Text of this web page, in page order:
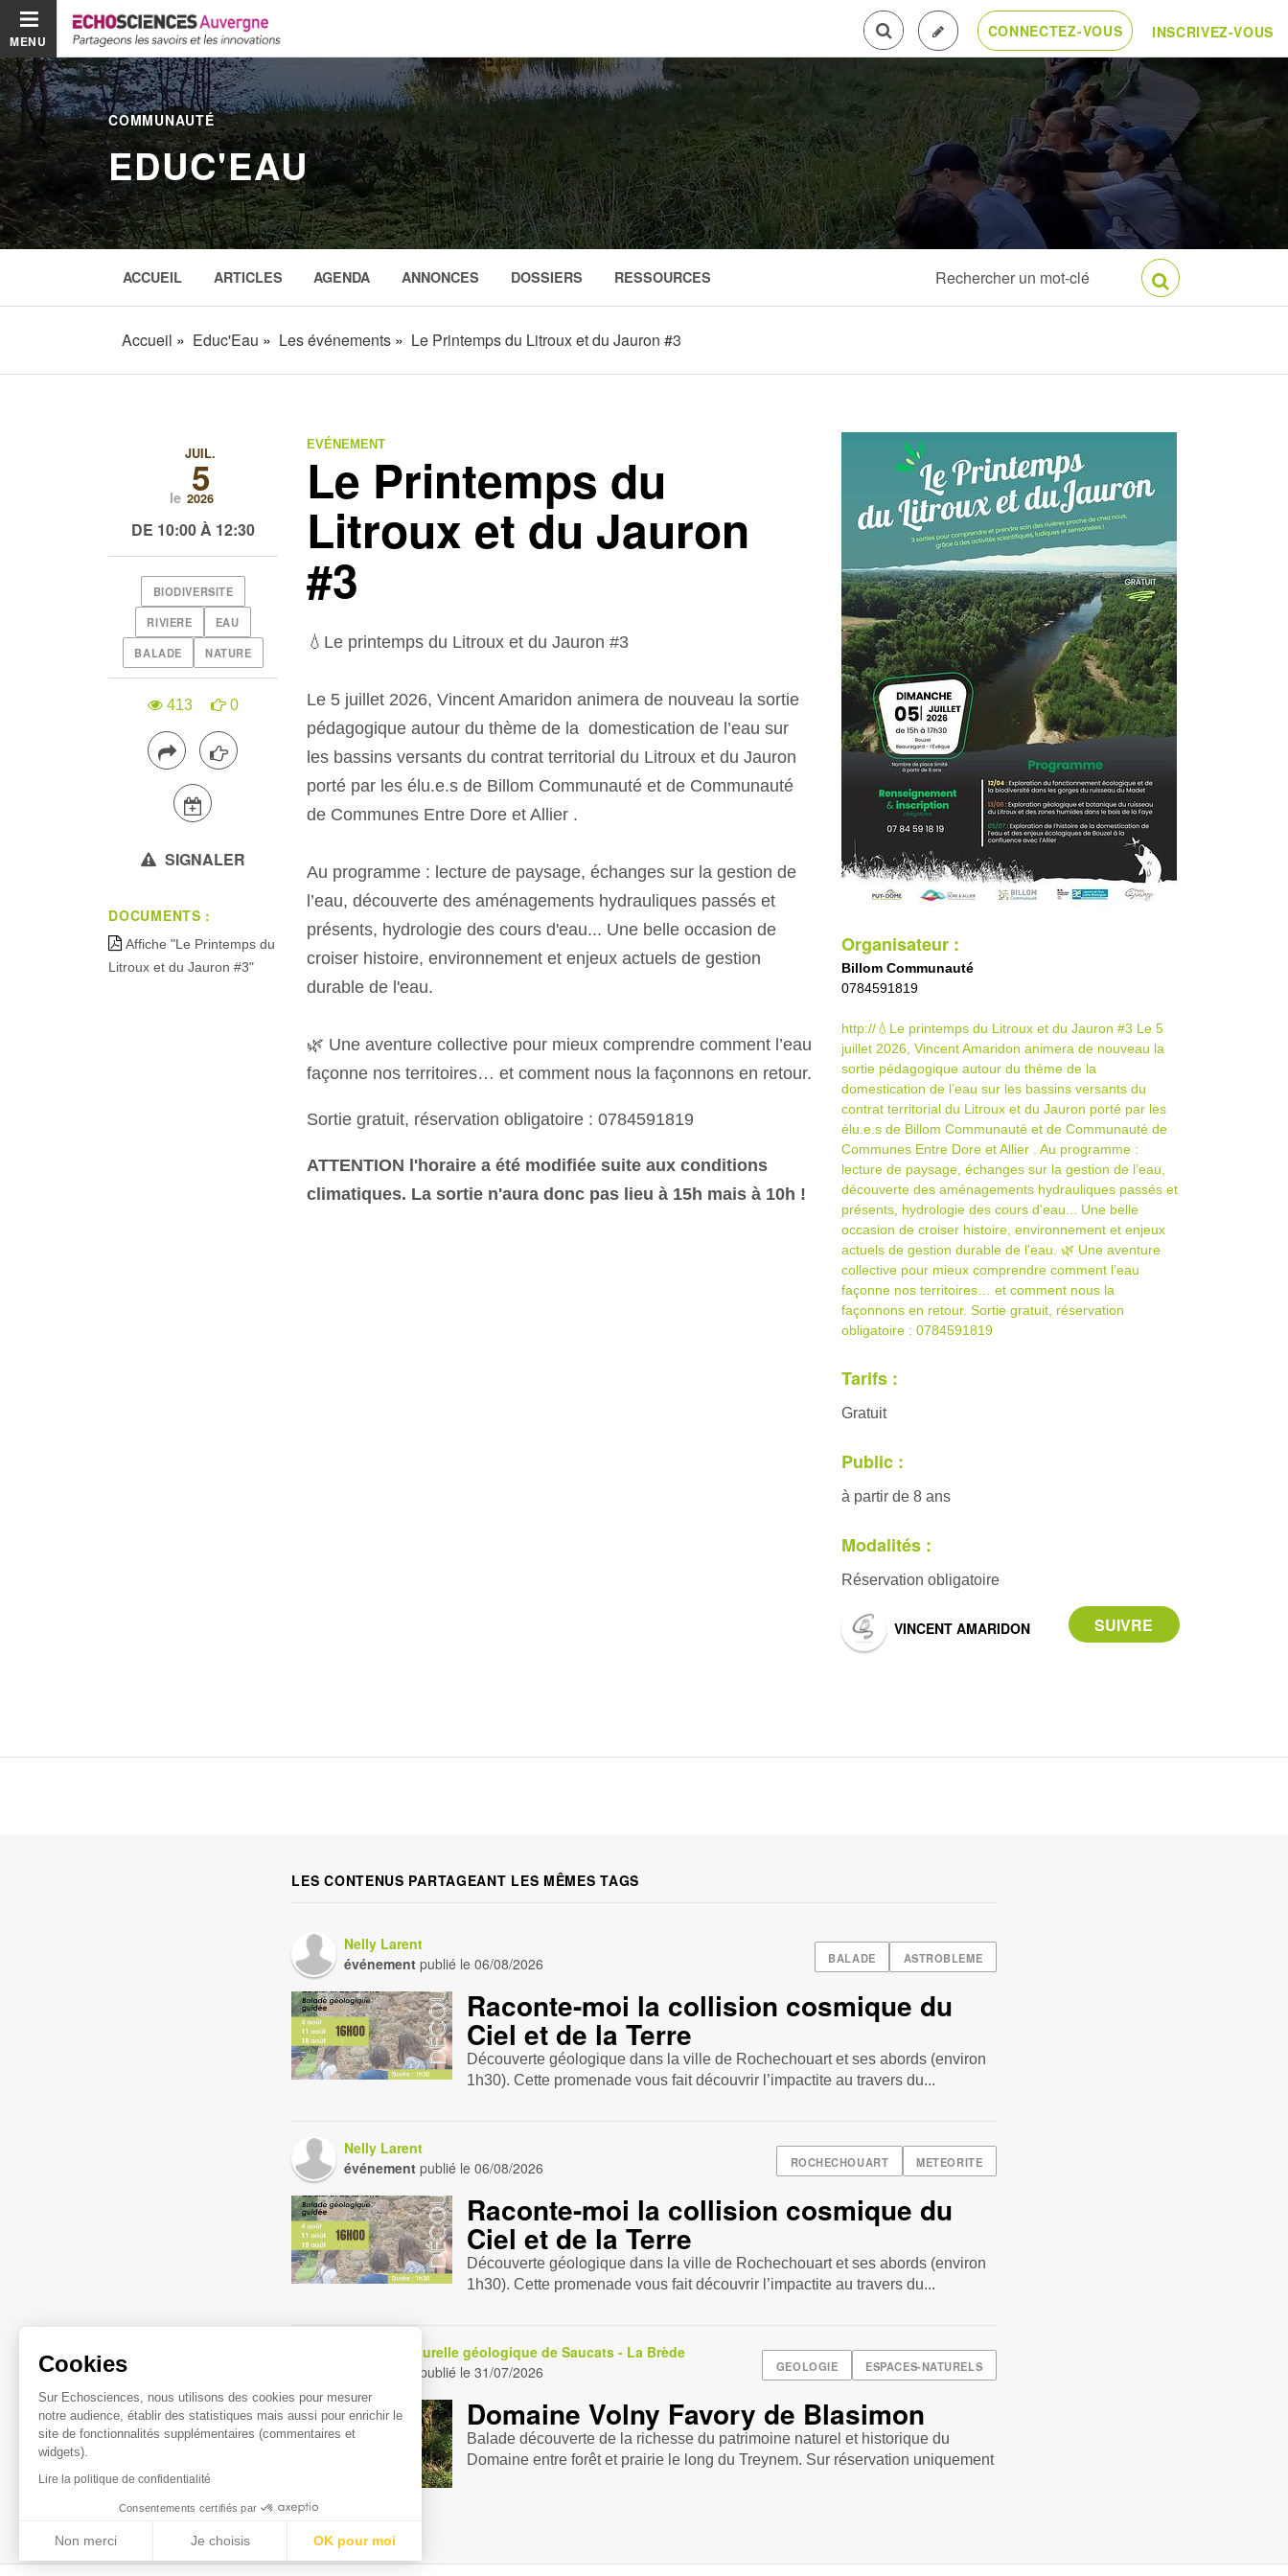
Cookies
Sur Echosciences, nous utilisons des cookies pour mesurer
notre audience, établir des statistiques mais aussi pour enrichir le
site de fonctionnalités supplémentaires (commentaires et
widgets).
Lire la politique de confidentialité
Consentements certifiés par
Non merci Je choisis OK pour moi
MENU
CONNECTEZ-VOUS INSCRIVEZ-VOUS
COMMUNAUTÉ
EDUC'EAU
ACCUEIL ARTICLES AGENDA ANNONCES DOSSIERS RESSOURCES
Accueil Educ'Eau Les événements Le Printemps du Litroux et du Jauron #3
EVÉNEMENT
Le Printemps du
Litroux et du Jauron
#3
💧Le printemps du Litroux et du Jauron #3
Le 5 juillet 2026, Vincent Amaridon animera de nouveau la sortie
pédagogique autour du thème de la domestication de l’eau sur
les bassins versants du contrat territorial du Litroux et du Jauron
porté par les élu.e.s de Billom Communauté et de Communauté
de Communes Entre Dore et Allier .
Au programme : lecture de paysage, échanges sur la gestion de
l’eau, découverte des aménagements hydrauliques passés et
présents, hydrologie des cours d'eau... Une belle occasion de
croiser histoire, environnement et enjeux actuels de gestion
durable de l'eau.
🌿 Une aventure collective pour mieux comprendre comment l’eau
façonne nos territoires… et comment nous la façonnons en retour.
Sortie gratuit, réservation obligatoire : 0784591819
ATTENTION l'horaire a été modifiée suite aux conditions
climatiques. La sortie n'aura donc pas lieu à 15h mais à 10h !
Organisateur :
Billom Communauté
0784591819
http://💧Le printemps du Litroux et du Jauron #3 Le 5
juillet 2026, Vincent Amaridon animera de nouveau la
sortie pédagogique autour du thème de la
domestication de l’eau sur les bassins versants du
contrat territorial du Litroux et du Jauron porté par les
élu.e.s de Billom Communauté et de Communauté de
Communes Entre Dore et Allier . Au programme :
lecture de paysage, échanges sur la gestion de l’eau,
découverte des aménagements hydrauliques passés et
présents, hydrologie des cours d'eau... Une belle
occasion de croiser histoire, environnement et enjeux
actuels de gestion durable de l'eau. 🌿 Une aventure
collective pour mieux comprendre comment l’eau
façonne nos territoires… et comment nous la
façonnons en retour. Sortie gratuit, réservation
obligatoire : 0784591819
Tarifs :
Gratuit
Public :
à partir de 8 ans
Modalités :
Réservation obligatoire
VINCENT AMARIDON
le
JUIL.
5
2026
DE 10:00 À 12:30
BIODIVERSITE
RIVIERE EAU
BALADE NATURE
413 0
SIGNALER
DOCUMENTS :
Affiche "Le Printemps du
Litroux et du Jauron #3"
LES CONTENUS PARTAGEANT LES MÊMES TAGS
BALADE ASTROBLEME
Nelly Larent
événement publié le06/08/2026
Raconte-moi la collision cosmique du
Ciel et de la Terre
Découverte géologique dans la ville de Rochechouart et ses abords (environ
1h30). Cette promenade vous fait découvrir l’impactite au travers du...
ROCHECHOUART METEORITE
Nelly Larent
événement publié le06/08/2026
Raconte-moi la collision cosmique du
Ciel et de la Terre
Découverte géologique dans la ville de Rochechouart et ses abords (environ
1h30). Cette promenade vous fait découvrir l’impactite au travers du...
GEOLOGIE ESPACES-NATURELS
Réserve Naturelle géologique de Saucats - La Brède
publié le31/07/2026
Domaine Volny Favory de Blasimon
Balade découverte de la richesse du patrimoine naturel et historique du
Domaine entre forêt et prairie le long du Treynem. Sur réservation uniquement